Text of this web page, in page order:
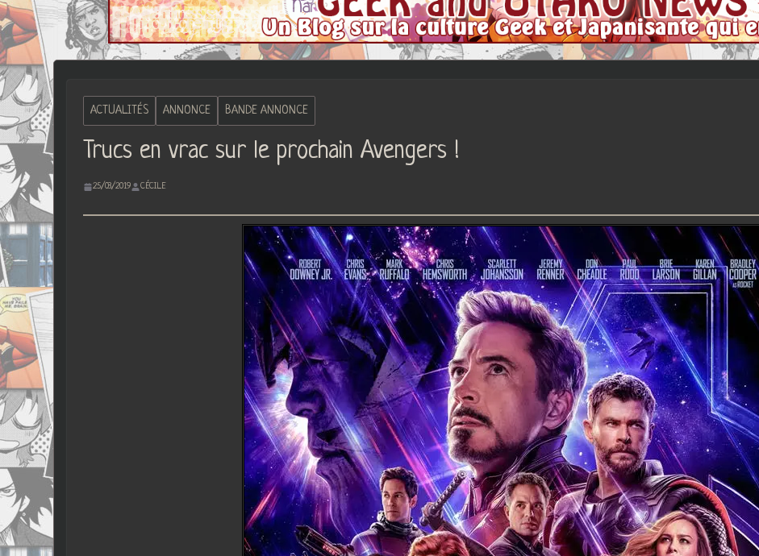
ACTUALITÉS ANNONCE BANDE ANNONCE
Trucs en vrac sur le prochain Avengers !
25/03/2019 CÉCILE